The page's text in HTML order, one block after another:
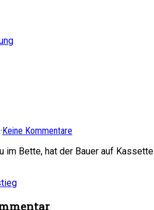
·Keine Kommentare
im Bette, hat der Bauer auf